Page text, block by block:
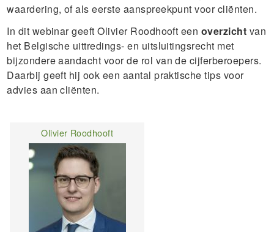
waardering, of als eerste aanspreekpunt voor cliënten.
In dit webinar geeft Olivier Roodhooft een overzicht van
het Belgische uittredings- en uitsluitingsrecht met
bijzondere aandacht voor de rol van de cijferberoepers.
Daarbij geeft hij ook een aantal praktische tips voor
advies aan cliënten.
Olivier Roodhooft